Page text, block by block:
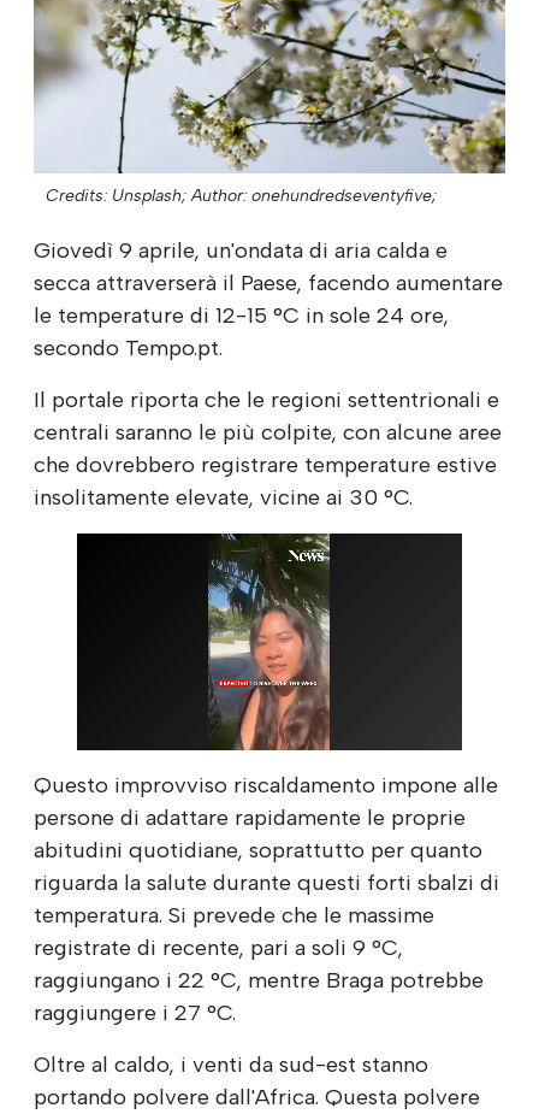
Credits: Unsplash; Author: onehundredseventyfive;
Giovedì 9 aprile, un'ondata di aria calda e
secca attraverserà il Paese, facendo aumentare
le temperature di 12-15 °C in sole 24 ore,
secondo Tempo.pt.
Il portale riporta che le regioni settentrionali e
centrali saranno le più colpite, con alcune aree
che dovrebbero registrare temperature estive
insolitamente elevate, vicine ai 30 °C.
Questo improvviso riscaldamento impone alle
persone di adattare rapidamente le proprie
abitudini quotidiane, soprattutto per quanto
riguarda la salute durante questi forti sbalzi di
temperatura. Si prevede che le massime
registrate di recente, pari a soli 9 °C,
raggiungano i 22 °C, mentre Braga potrebbe
raggiungere i 27 °C.
Oltre al caldo, i venti da sud-est stanno
portando polvere dall'Africa. Questa polvere